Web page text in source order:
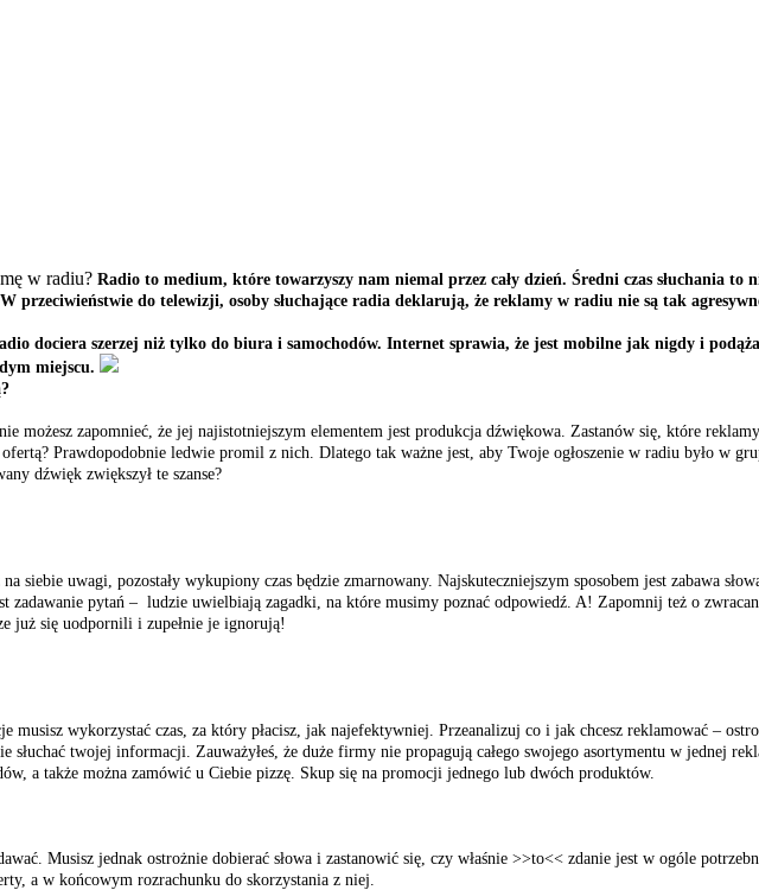
w radiu? Radio to medium, które towarzyszy nam niemal przez cały dzień. Średni czas słuchania
przeciwieństwie do telewizji, osoby słuchające radia deklarują, że reklamy w radiu nie są tak
dociera szerzej niż tylko do biura i samochodów. Internet sprawia, że jest mobilne jak nigdy i
miejscu.
możesz zapomnieć, że jej najistotniejszym elementem jest produkcja dźwiękowa. Zastanów się, które
Prawdopodobnie ledwie promil z nich. Dlatego tak ważne jest, aby Twoje ogłoszenie w radiu było w
dźwięk zwiększył te szanse?
siebie uwagi, pozostały wykupiony czas będzie zmarnowany. Najskuteczniejszym sposobem jest zabawa
zadawanie pytań – ludzie uwielbiają zagadki, na które musimy poznać odpowiedź. A! Zapomnij też o
już się uodpornili i zupełnie je ignorują!
musisz wykorzystać czas, za który płacisz, jak najefektywniej. Przeanalizuj co i jak chcesz reklamować –
słuchać twojej informacji. Zauważyłeś, że duże firmy nie propagują całego swojego asortymentu w jednej
a także można zamówić u Ciebie pizzę. Skup się na promocji jednego lub dwóch produktów.
Musisz jednak ostrożnie dobierać słowa i zastanowić się, czy właśnie >>to<< zdanie jest w ogóle
a w końcowym rozrachunku do skorzystania z niej.